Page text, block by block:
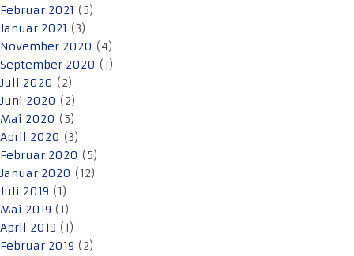
Februar 2021 (5)
Januar 2021 (3)
November 2020 (4)
September 2020 (1)
Juli 2020 (2)
Juni 2020 (2)
Mai 2020 (5)
April 2020 (3)
Februar 2020 (5)
Januar 2020 (12)
Juli 2019 (1)
Mai 2019 (1)
April 2019 (1)
Februar 2019 (2)